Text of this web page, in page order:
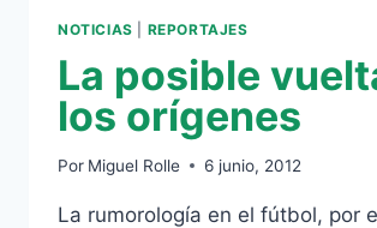
NOTICIAS REPORTAJES
La posible
los orígenes
Por Miguel Rolle 6 junio, 2012
La rumorología en el fútbol, por